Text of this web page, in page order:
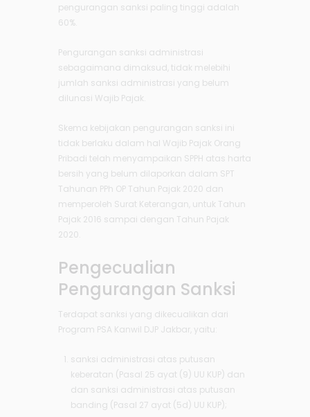
pengurangan sanksi paling tinggi adalah
60%.
Pengurangan sanksi administrasi
sebagaimana dimaksud, tidak melebihi
jumlah sanksi administrasi yang belum
dilunasi Wajib Pajak.
Skema kebijakan pengurangan sanksi ini
tidak berlaku dalam hal Wajib Pajak Orang
Pribadi telah menyampaikan SPPH atas harta
bersih yang belum dilaporkan dalam SPT
Tahunan PPh OP Tahun Pajak 2020 dan
memperoleh Surat Keterangan, untuk Tahun
Pajak 2016 sampai dengan Tahun Pajak
2020.
Pengecualian
Pengurangan Sanksi
Terdapat sanksi yang dikecualikan dari
Program PSA Kanwil DJP Jakbar, yaitu:
sanksi administrasi atas putusan
keberatan (Pasal 25 ayat (9) UU KUP) dan
dan sanksi administrasi atas putusan
banding (Pasal 27 ayat (5d) UU KUP);